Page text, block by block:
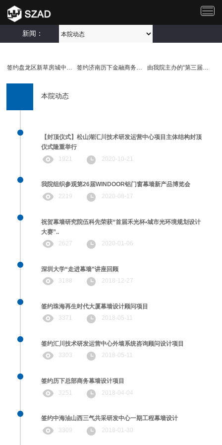
切
航
新闻：
本院动态
【封顶仪式】松山湖汇川技术研发运营中心项目主体结构封顶
仪式隆重举行
1921
2020-10-21
我院组织参观第26届WINDOOR铝门窗幕墙新产品博览会
2219
2020-08-17
祝贺幕墙研究院伍科先荣获“首届禾光杯•城市光环境规划设计
大赛”..
2627
2020-01-06
深圳大学“走进幕墙”讲座回顾
3188
2018-12-27
签约珠海再生时代大厦幕墙设计顾问项目
3371
2018-05-11
签约汇川技术研发运营中心外墙系统咨询顾问设计项目
3303
2018-05-11
签约历下总部商务幕墙设计项目
3251
2018-04-04
签约中海油山西三气共采研发中心一期工程幕墙设计
3309
2018-01-30